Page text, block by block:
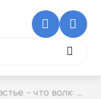
что волк: обманет да в лес уйдет